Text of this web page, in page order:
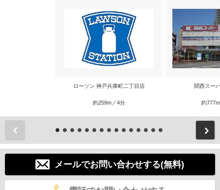
ローソン 神戸兵庫町二丁目店
約259m／4分
関西スー
約
メールでお問い合わせする(無料)